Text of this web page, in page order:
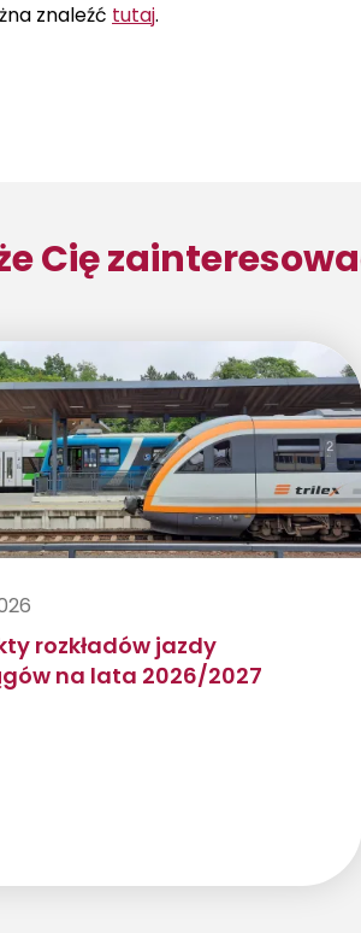
znaleźć tutaj.
Cię
rozkładów jazdy
na lata 2026/2027